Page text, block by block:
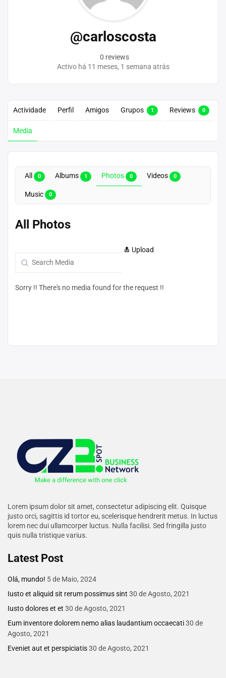
@carloscosta
0 reviews
Activo há 11 meses, 1 semana atrás
Actividade Perfil Amigos Grupos 1 Reviews 0
Media
All 0 Albums 1 Photos 0 Videos 0
Music 0
All Photos
Upload
Sorry !! There's no media found for the request !!
Lorem ipsum dolor sit amet, consectetur adipiscing elit. Quisque
justo orci, sagittis id tortor eu, scelerisque hendrerit metus. In luctus
lorem nec dui ullamcorper luctus. Nulla facilisi. Sed fringilla justo
quis nulla tristique varius.
Latest Post
Olá, mundo! 5 de Maio, 2024
Iusto et aliquid sit rerum possimus sint 30 de Agosto, 2021
Iusto dolores et et 30 de Agosto, 2021
Eum inventore dolorem nemo alias laudantium occaecati30 de
Agosto, 2021
Eveniet aut et perspiciatis30 de Agosto, 2021